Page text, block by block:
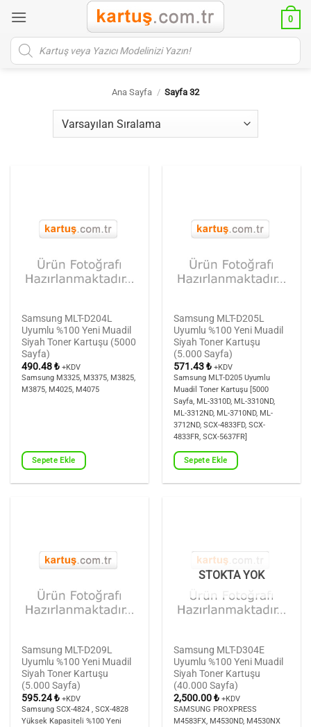
atla
0
Products
search
Ana Sayfa / Sayfa 32
Samsung MLT-D204L
Uyumlu %100 Yeni Muadil
Siyah Toner Kartuşu (5000
Sayfa)
490.48₺ +KDV
Samsung M3325, M3375, M3825,
M3875, M4025, M4075
Sepete Ekle
Samsung MLT-D205L
Uyumlu %100 Yeni Muadil
Siyah Toner Kartuşu
(5.000 Sayfa)
571.43₺ +KDV
Samsung MLT-D205 Uyumlu
Muadil Toner Kartuşu [5000
Sayfa, ML-3310D, ML-3310ND,
ML-3312ND, ML-3710ND, ML-
3712ND, SCX-4833FD, SCX-
4833FR, SCX-5637FR]
Sepete Ekle
Samsung MLT-D209L
Uyumlu %100 Yeni Muadil
Siyah Toner Kartuşu
(5.000 Sayfa)
595.24₺ +KDV
Samsung SCX-4824 , SCX-4828
Yüksek Kapasiteli %100 Yeni
STOKTA YOK
Samsung MLT-D304E
Uyumlu %100 Yeni Muadil
Siyah Toner Kartuşu
(40.000 Sayfa)
2,500.00₺ +KDV
SAMSUNG PROXPRESS
M4583FX, M4530ND, M4530NX